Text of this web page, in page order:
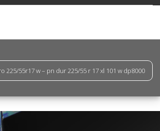
55r17 w – pn dur 225/55 r 17 xl 101 w dp8000